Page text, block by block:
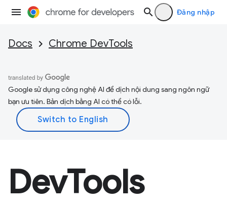
Đăng nhập
Docs Chrome DevTools
Google sử dụng công nghệ AI để dịch nội dung sang ngôn ngữ
bạn ưu tiên. Bản dịch bằng AI có thể có lỗi.
DevTools